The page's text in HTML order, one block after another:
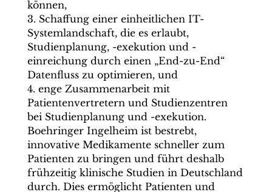
können,
3. Schaffung einer einheitlichen IT-
Systemlandschaft, die es erlaubt,
Studienplanung, -exekution und -
einreichung durch einen „End-zu-End“
Datenfluss zu ­optimieren, und
4. enge Zusammenarbeit mit
Patientenvertretern und Studienzentren
bei Studienplanung und -exekution.
Boehringer Ingelheim ist bestrebt,
innovative Medikamente schneller zum
Patienten zu bringen und führt deshalb
frühzeitig klinische Studien in Deutschland
durch. Dies ermöglicht Patienten und